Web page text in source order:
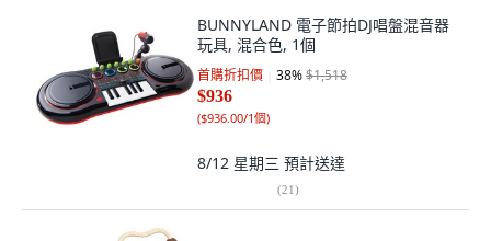
BUNNYLAND 電子節拍DJ唱盤混音器
玩具, 混合色, 1個
首購折扣價 38%$1,518
$936
($936.00/1個)
8/12 星期三 預計送達
(21)